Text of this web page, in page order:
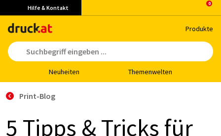
Hilfe & Kontakt
Pro­duk­te
Neu­hei­ten The­men­wel­ten
Print-Blog
5 Tipps & Tricks für